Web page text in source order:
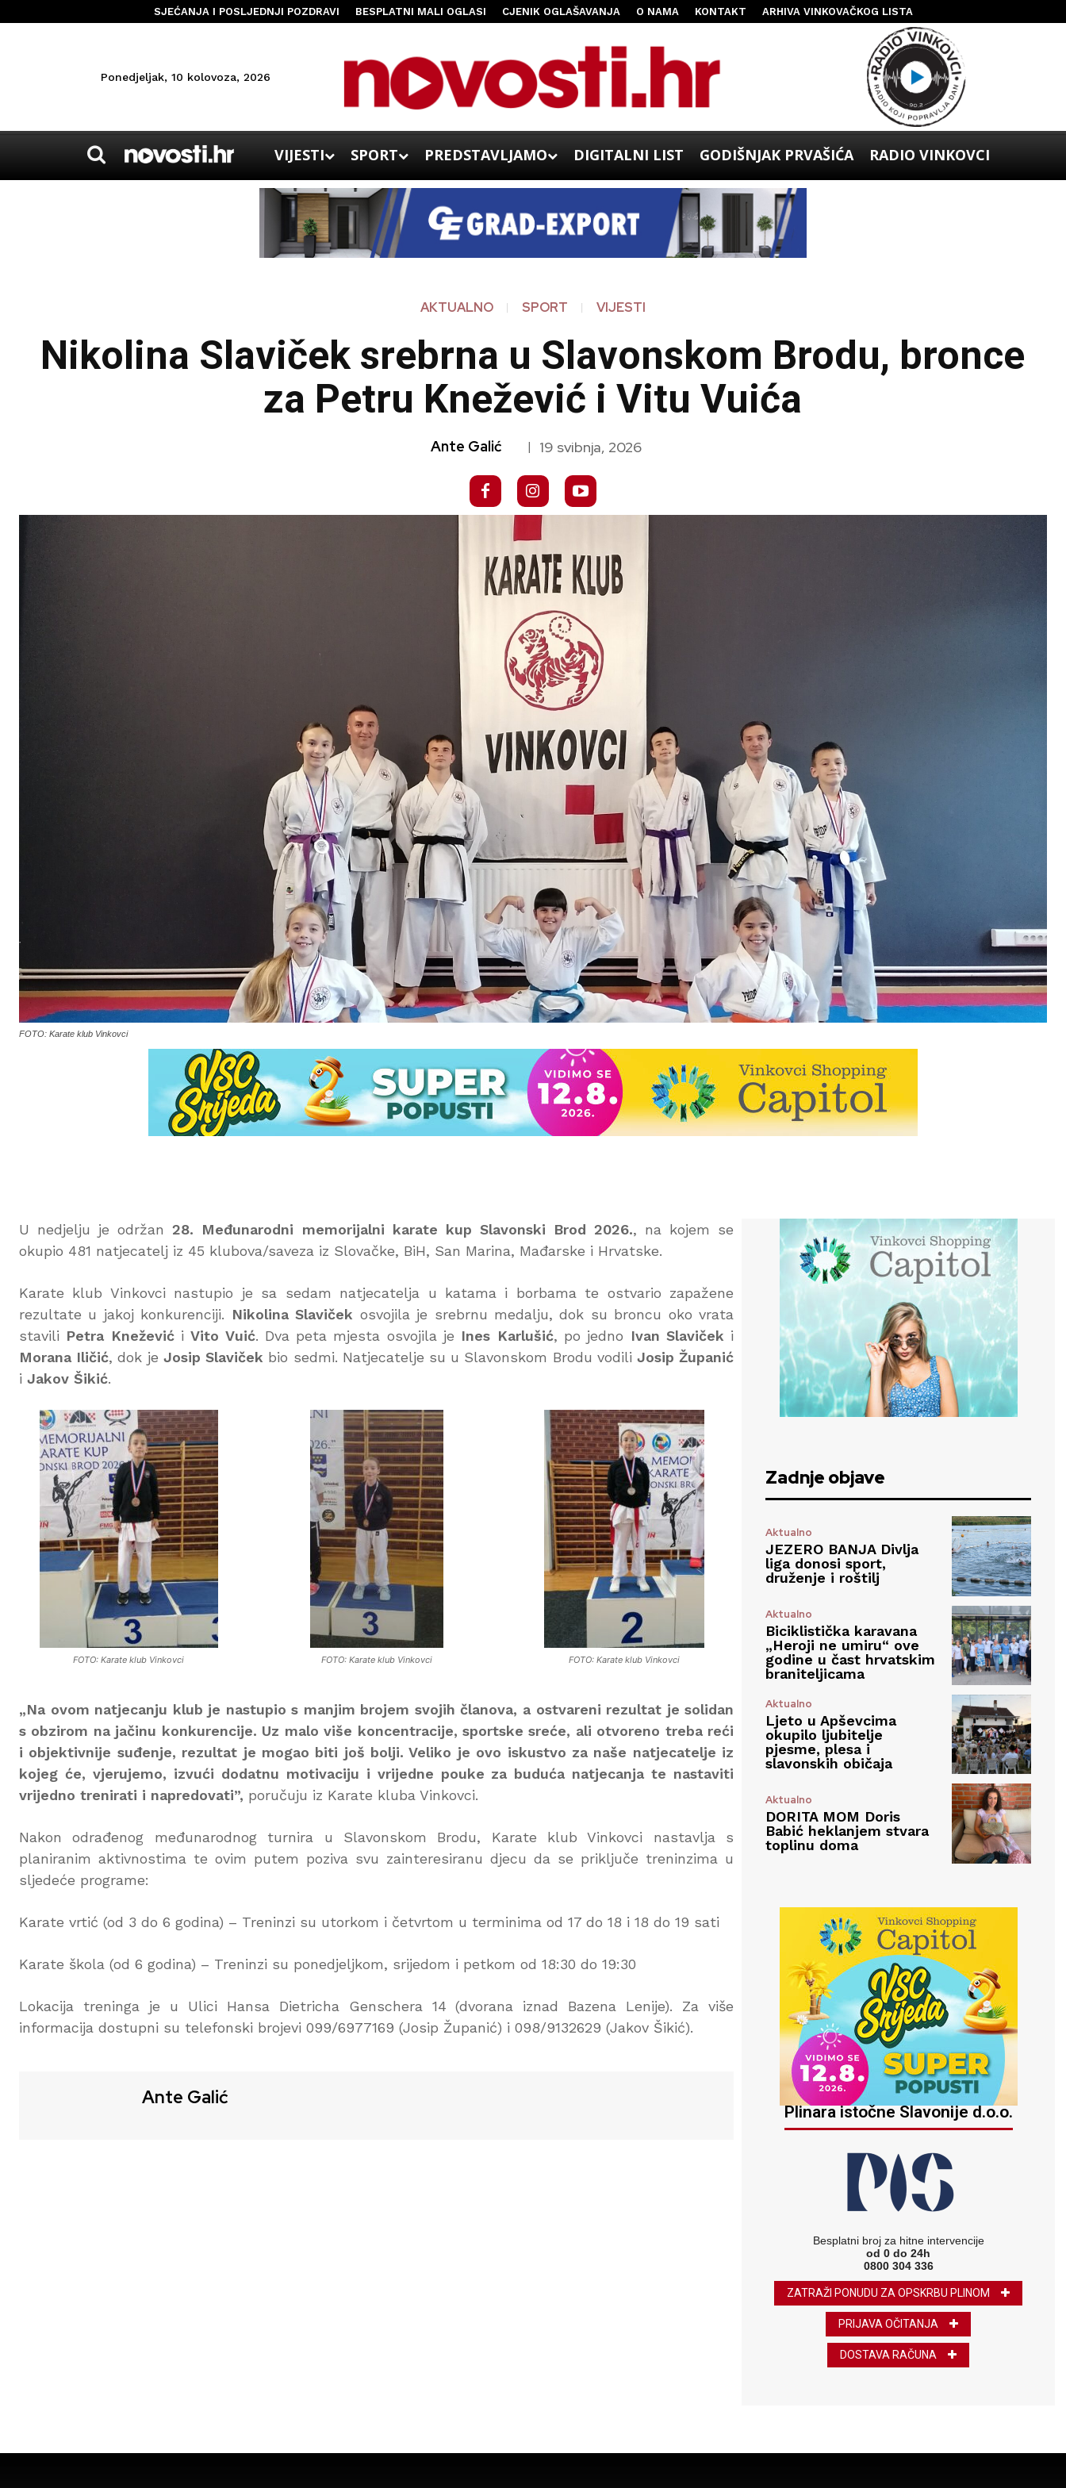
SJEĆANJA I POSLJEDNJI POZDRAVI BESPLATNI MALI OGLASI CJENIK OGLAŠAVANJA O NAMA KONTAKT ARHIVA VINKOVAČKOG LISTA
Ponedjeljak, 10 kolovoza, 2026
VIJESTI SPORT PREDSTAVLJAMO DIGITALNI LIST GODIŠNJAK PRVAŠIĆA RADIO VINKOVCI
AKTUALNO SPORT VIJESTI
Nikolina Slaviček srebrna u Slavonskom Brodu, bronce
za Petru Knežević i Vitu Vuića
Ante Galić | 19 svibnja, 2026
FOTO: Karate klub Vinkovci
U nedjelju je održan28. Međunarodni memorijalni karate kup Slavonski Brod 2026., na kojem se
okupio 481 natjecatelj iz 45 klubova/saveza iz Slovačke, BiH, San Marina, Mađarske i Hrvatske.
Karate klub Vinkovci nastupio je sa sedam natjecatelja u katama i borbama te ostvario zapažene
rezultate u jakoj konkurenciji. Nikolina Slaviček osvojila je srebrnu medalju, dok su broncu oko vrata
stavili Petra KneževićiVito Vuić. Dva peta mjesta osvojila je Ines Karlušić, po jedno Ivan Slaviček i
Morana Iličić, dok je Josip Slaviček bio sedmi. Natjecatelje su u Slavonskom Brodu vodili Josip Županić
i Jakov Šikić.
FOTO: Karate klub Vinkovci FOTO: Karate klub Vinkovci FOTO: Karate klub Vinkovci
„Na ovom natjecanju klub je nastupio s manjim brojem svojih članova, a ostvareni rezultat je solidan
s obzirom na jačinu konkurencije. Uz malo više koncentracije, sportske sreće, ali otvoreno treba reći
i objektivnije suđenje, rezultat je mogao biti još bolji. Veliko je ovo iskustvo za naše natjecatelje iz
kojeg će, vjerujemo, izvući dodatnu motivaciju i vrijedne pouke za buduća natjecanja te nastaviti
vrijedno trenirati i napredovati”, poručuju iz Karate kluba Vinkovci.
Nakon odrađenog međunarodnog turnira u Slavonskom Brodu, Karate klub Vinkovci nastavlja s
planiranim aktivnostima te ovim putem poziva svu zainteresiranu djecu da se priključe treninzima u
sljedeće programe:
Karate vrtić (od 3 do 6 godina) – Treninzi su utorkom i četvrtom u terminima od 17 do 18 i 18 do 19 sati
Karate škola (od 6 godina) – Treninzi su ponedjeljkom, srijedom i petkom od 18:30 do 19:30
Lokacija treninga je u Ulici Hansa Dietricha Genschera 14 (dvorana iznad Bazena Lenije). Za više
informacija dostupni su telefonski brojevi 099/6977169 (Josip Županić) i 098/9132629 (Jakov Šikić).
Ante Galić
Zadnje objave
Aktualno
JEZERO BANJA Divlja
liga donosi sport,
druženje i roštilj
Aktualno
Biciklistička karavana
„Heroji ne umiru“ ove
godine u čast hrvatskim
braniteljicama
Aktualno
Ljeto u Apševcima
okupilo ljubitelje
pjesme, plesa i
slavonskih običaja
Aktualno
DORITA MOM Doris
Babić heklanjem stvara
toplinu doma
Plinara istočne Slavonije d.o.o.
Besplatni broj za hitne intervencije
od 0 do 24h
0800 304 336
ZATRAŽI PONUDU ZA OPSKRBU PLINOM
PRIJAVA OČITANJA
DOSTAVA RAČUNA